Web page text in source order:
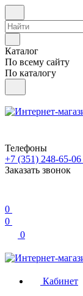
Каталог
По всему сайту
По каталогу
Телефоны
+7 (351) 248-65-06
Заказать звонок
0
0
0
Кабинет